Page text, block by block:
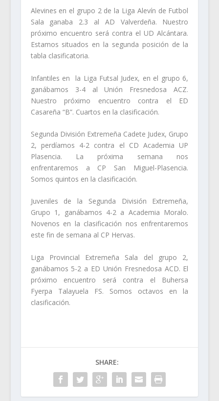
Alevines en el grupo 2 de la Liga Alevín de Futbol
Sala ganaba 2.3 al AD Valverdeña. Nuestro
próximo encuentro será contra el UD Alcántara.
Estamos situados en la segunda posición de la
tabla clasificatoria.
Infantiles en la Liga Futsal Judex, en el grupo 6,
ganábamos 3-4 al Unión Fresnedosa ACZ.
Nuestro próximo encuentro contra el ED
Casareña “B”. Cuartos en la clasificación.
Segunda División Extremeña Cadete Judex, Grupo
2, perdíamos 4-2 contra el CD Academia UP
Plasencia. La próxima semana nos
enfrentaremos a CP San Miguel-Plasencia.
Somos quintos en la clasificación.
Juveniles de la Segunda División Extremeña,
Grupo 1, ganábamos 4-2 a Academia Moralo.
Novenos en la clasificación nos enfrentaremos
este fin de semana al CP Hervas.
Liga Provincial Extremeña Sala del grupo 2,
ganábamos 5-2 a ED Unión Fresnedosa ACD. El
próximo encuentro será contra el Buhersa
Fyerpa Talayuela FS. Somos octavos en la
clasificación.
SHARE: